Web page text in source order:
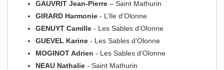
GAUVRIT Jean-Pierre – Saint Mathurin
GIRARD Harmonie - L’Ile d’Olonne
GENUYT Camille - Les Sables d’Olonne
GUEVEL Karine - Les Sables d’Olonne
MOGINOT Adrien - Les Sables d’Olonne
NEAU Nathalie - Saint Mathurin